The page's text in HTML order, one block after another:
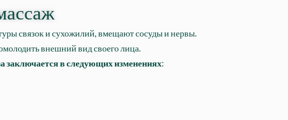
связок и сухожилий, вмещают сосуды и нервы.
внешний вид своего лица.
заключается в следующих изменениях: